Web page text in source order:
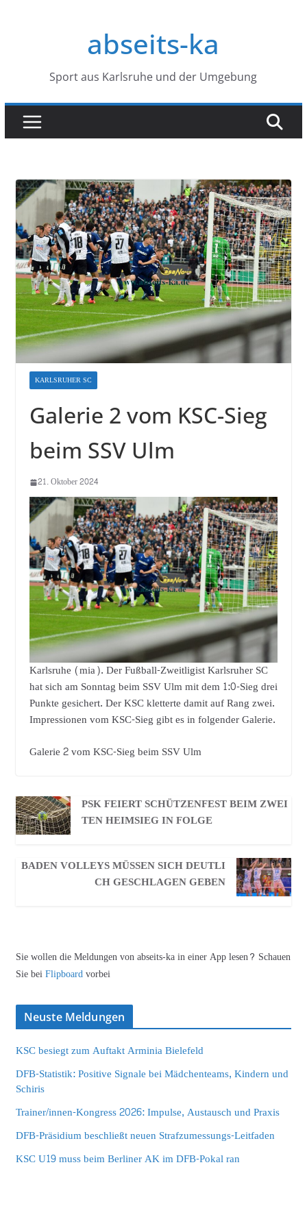
abseits-ka
Sport aus Karlsruhe und der Umgebung
KARLSRUHER SC
Galerie 2 vom KSC-Sieg
beim SSV Ulm
21. Oktober 2024
Karlsruhe (mia). Der Fußball-Zweitligist Karlsruher SC
hat sich am Sonntag beim SSV Ulm mit dem 1:0-Sieg drei
Punkte gesichert. Der KSC kletterte damit auf Rang zwei.
Impressionen vom KSC-Sieg gibt es in folgender Galerie.
Galerie 2 vom KSC-Sieg beim SSV Ulm
PSK FEIERT SCHÜTZENFEST BEIM ZWEI
TEN HEIMSIEG IN FOLGE
BADEN VOLLEYS MÜSSEN SICH DEUTLI
CH GESCHLAGEN GEBEN
Sie wollen die Meldungen von abseits-ka in einer App lesen? Schauen
Sie beiFlipboardvorbei
Neuste Meldungen
KSC besiegt zum Auftakt Arminia Bielefeld
DFB-Statistik: Positive Signale bei Mädchenteams, Kindern und
Schiris
Trainer/innen-Kongress 2026: Impulse, Austausch und Praxis
DFB-Präsidium beschließt neuen Strafzumessungs-Leitfaden
KSC U19 muss beim Berliner AK im DFB-Pokal ran